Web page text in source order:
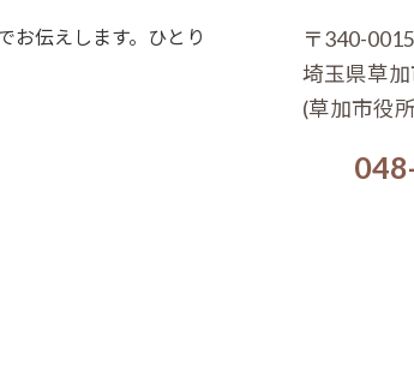
お伝えします。ひとり
〒340-0015
埼玉県草
(草加市役